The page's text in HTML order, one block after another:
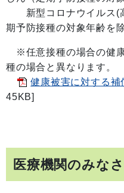
新型コロナウイルス(
期予防接種の対象年齢を除
※任意接種の場合の健
種の場合と異なります。
健康被害に対する補
45KB]
医療機関のみな